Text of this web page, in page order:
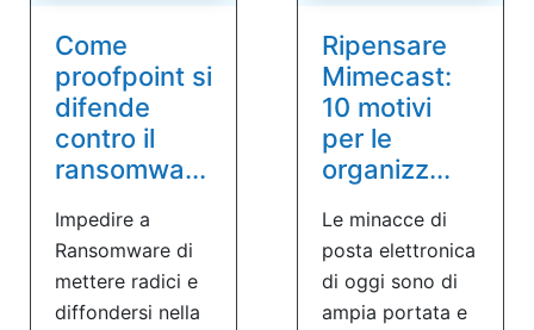
Come
proofpoint si
difende
contro il
ransomwa...
Impedire a
Ransomware di
mettere radici e
diffondersi nella
Ripensare
Mimecast:
10 motivi
per le
organizz...
Le minacce di
posta elettronica
di oggi sono di
ampia portata e